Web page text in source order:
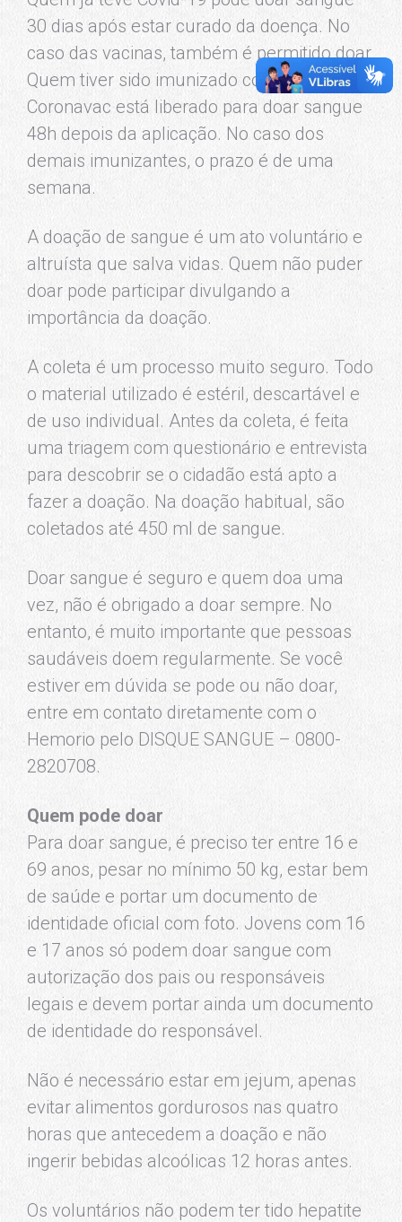
30 dias após estar curado da doença. No
caso das vacinas, também é permitido doar.
Quem tiver sido imunizado com a
Coronavac está liberado para doar sangue
48h depois da aplicação. No caso dos
demais imunizantes, o prazo é de uma
semana.
A doação de sangue é um ato voluntário e
altruísta que salva vidas. Quem não puder
doar pode participar divulgando a
importância da doação.
A coleta é um processo muito seguro. Todo
o material utilizado é estéril, descartável e
de uso individual. Antes da coleta, é feita
uma triagem com questionário e entrevista
para descobrir se o cidadão está apto a
fazer a doação. Na doação habitual, são
coletados até 450 ml de sangue.
Doar sangue é seguro e quem doa uma
vez, não é obrigado a doar sempre. No
entanto, é muito importante que pessoas
saudáveis doem regularmente. Se você
estiver em dúvida se pode ou não doar,
entre em contato diretamente com o
Hemorio pelo DISQUE SANGUE – 0800-
2820708.
Quem pode doar
Para doar sangue, é preciso ter entre 16 e
69 anos, pesar no mínimo 50 kg, estar bem
de saúde e portar um documento de
identidade oficial com foto. Jovens com 16
e 17 anos só podem doar sangue com
autorização dos pais ou responsáveis
legais e devem portar ainda um documento
de identidade do responsável.
Não é necessário estar em jejum, apenas
evitar alimentos gordurosos nas quatro
horas que antecedem a doação e não
ingerir bebidas alcoólicas 12 horas antes.
Os voluntários não podem ter tido hepatite